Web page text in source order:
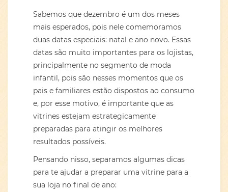
Sabemos que dezembro é um dos meses
mais esperados, pois nele comemoramos
duas datas especiais: natal e ano novo. Essas
datas são muito importantes para os lojistas,
principalmente no segmento de moda
infantil, pois são nesses momentos que os
pais e familiares estão dispostos ao consumo
e, por esse motivo, é importante que as
vitrines estejam estrategicamente
preparadas para atingir os melhores
resultados possíveis.
Pensando nisso, separamos algumas dicas
para te ajudar a preparar uma vitrine para a
sua loja no final de ano: